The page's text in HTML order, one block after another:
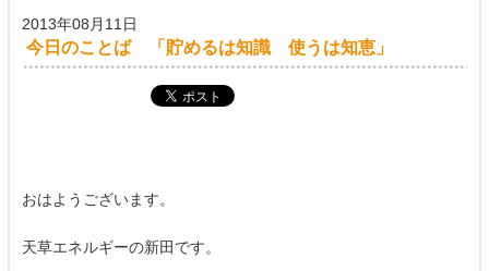
2013年08月11日
今日のことば 「貯めるは知識 使うは知恵」
おはようございます。
天草エネルギーの新田です。